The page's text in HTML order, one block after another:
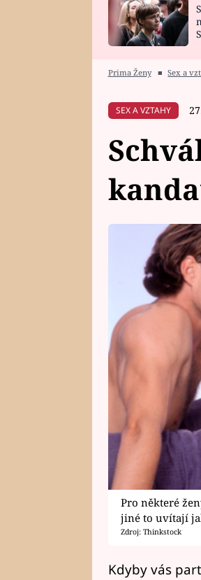
HOROSKOP NA
Prima Ženy ■ Sex a
SEX A VZTAHY
Pro některé
jiné to uvítají
Zdroj: Thinkstock
Kdyby vás